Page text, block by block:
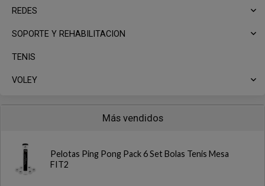
REDES
SOPORTE Y REHABILITACION
TENIS
VOLEY
Más vendidos
Pelotas Ping Pong Pack 6 Set Bolas Tenis Mesa
FIT2